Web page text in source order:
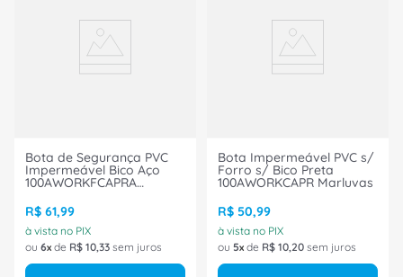
Bota de Segurança PVC
Impermeável Bico Aço
100AWORKFCAPRA
R$ 61,99
à vista no PIX
ou 6 de R$ 10,33 sem juros
Bota Impermeável PVC s/
Forro s/ Bico Preta
100AWORKCAPR Marluvas
R$ 50,99
à vista no PIX
ou 5 de R$ 10,20 sem juros